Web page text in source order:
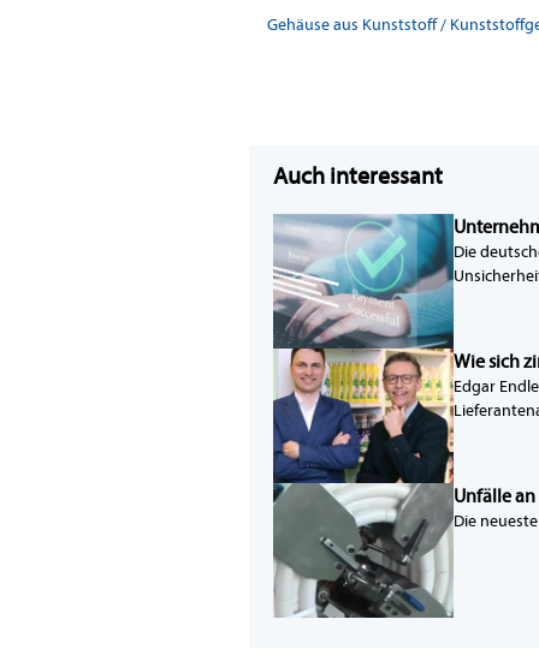
Gehäuse aus Kunststoff /
Auch interessant
Die
Wie sich
Edgar
Unfälle
Die